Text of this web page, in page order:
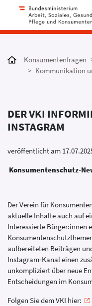
Konsumentenfragen
Kommunikation
DER VKI
INSTAGRAM
veröffentlicht am
Konsumentenschutz-
Der Verein für
aktuelle Inhalte auch auf
Interessierte Bürger:innen
aufbereiteten Beiträgen
Instagram‑Kanal einen
unkompliziert über neue
Entscheidungen im
Folgen Sie dem VKI hier: